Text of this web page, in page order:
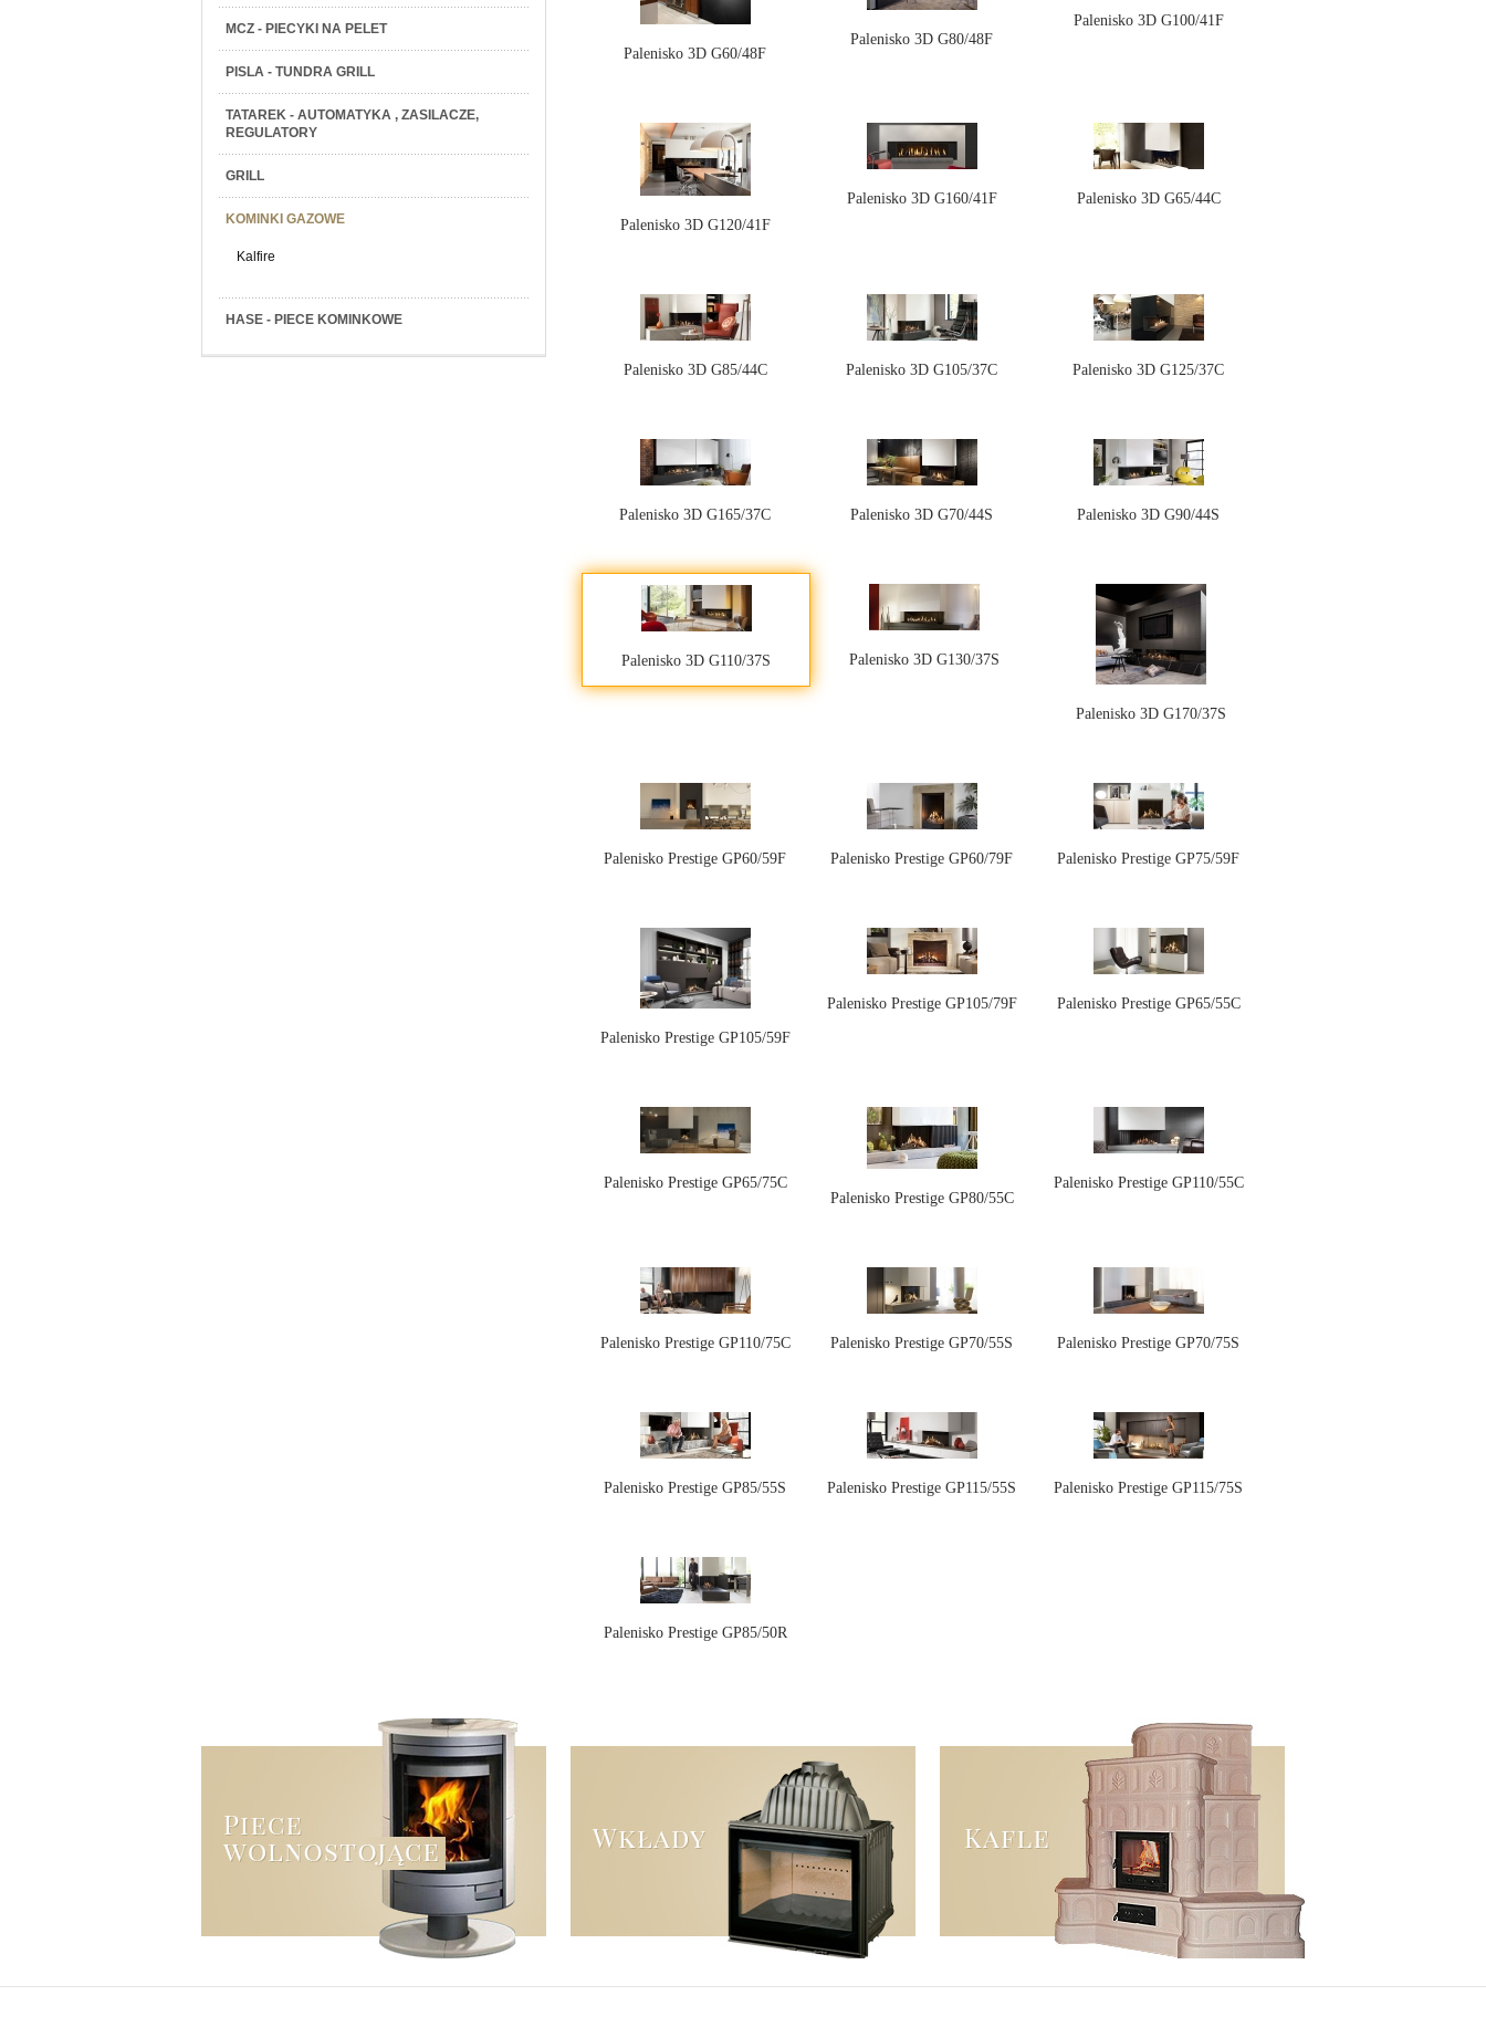
MCZ - PIECYKI NA PELET
PISLA - TUNDRA GRILL
TATAREK - AUTOMATYKA , ZASILACZE,
REGULATORY
GRILL
KOMINKI GAZOWE
Kalfire
HASE - PIECE KOMINKOWE
Palenisko 3D G60/48F
Palenisko 3D G80/48F
Palenisko 3D G100/41F
Palenisko 3D G120/41F
Palenisko 3D G160/41F Palenisko 3D G65/44C
Palenisko 3D G85/44C Palenisko 3D G105/37C Palenisko 3D G125/37C
Palenisko 3D G165/37C Palenisko 3D G70/44S Palenisko 3D G90/44S
Palenisko 3D G110/37S Palenisko 3D G130/37S
Palenisko 3D G170/37S
Palenisko Prestige GP60/59F Palenisko Prestige GP60/79F Palenisko Prestige GP75/59F
Palenisko Prestige GP105/59F
Palenisko Prestige GP105/79F Palenisko Prestige GP65/55C
Palenisko Prestige GP65/75C
Palenisko Prestige GP80/55C
Palenisko Prestige GP110/55C
Palenisko Prestige GP110/75C Palenisko Prestige GP70/55S Palenisko Prestige GP70/75S
Palenisko Prestige GP85/55S Palenisko Prestige GP115/55S Palenisko Prestige GP115/75S
Palenisko Prestige GP85/50R